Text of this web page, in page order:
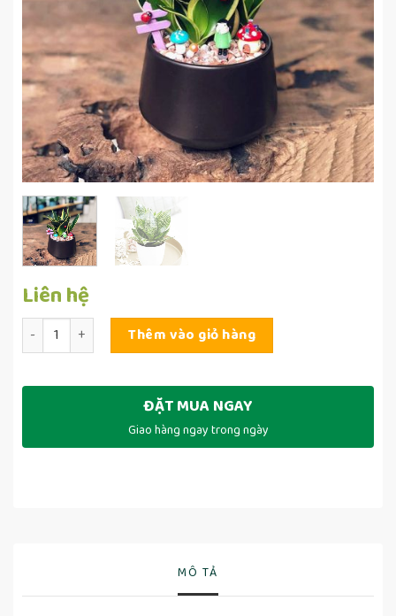
Liên hệ
Số lượng Thêm vào giỏ hàng
ĐẶT MUA NGAY
Giao hàng ngay trong ngày
MÔ TẢ